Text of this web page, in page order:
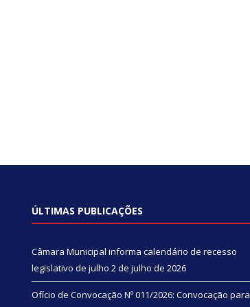
ÚLTIMAS PUBLICAÇÕES
Câmara Municipal informa calendário de recesso
legislativo de julho 2 de julho de 2026
Ofício de Convocação Nº 011/2026: Convocação para